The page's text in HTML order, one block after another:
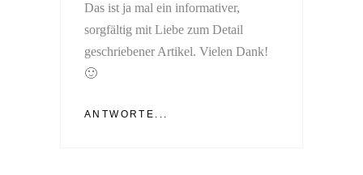
Das ist ja mal ein informativer,
sorgfältig mit Liebe zum Detail
geschriebener Artikel. Vielen Dank!
🙂
ANTWORTE...